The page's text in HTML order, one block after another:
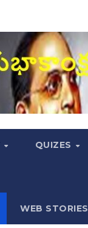
QUIZES
WEB STORIES